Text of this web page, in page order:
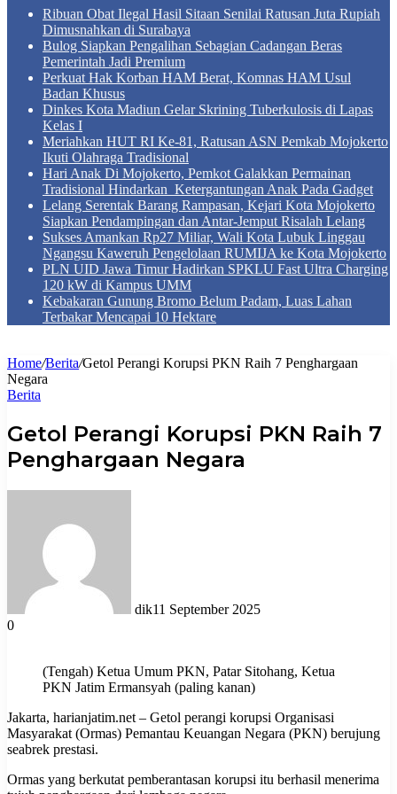
Ribuan Obat Ilegal Hasil Sitaan Senilai Ratusan Juta Rupiah
Dimusnahkan di Surabaya
Bulog Siapkan Pengalihan Sebagian Cadangan Beras
Pemerintah Jadi Premium
Perkuat Hak Korban HAM Berat, Komnas HAM Usul
Badan Khusus
Dinkes Kota Madiun Gelar Skrining Tuberkulosis di Lapas
Kelas I
Meriahkan HUT RI Ke-81, Ratusan ASN Pemkab Mojokerto
Ikuti Olahraga Tradisional
Hari Anak Di Mojokerto, Pemkot Galakkan Permainan
Tradisional Hindarkan Ketergantungan Anak Pada Gadget
Lelang Serentak Barang Rampasan, Kejari Kota Mojokerto
Siapkan Pendampingan dan Antar-Jemput Risalah Lelang
Sukses Amankan Rp27 Miliar, Wali Kota Lubuk Linggau
Ngangsu Kaweruh Pengelolaan RUMIJA ke Kota Mojokerto
PLN UID Jawa Timur Hadirkan SPKLU Fast Ultra Charging
120 kW di Kampus UMM
Kebakaran Gunung Bromo Belum Padam, Luas Lahan
Terbakar Mencapai 10 Hektare
Home/Berita/Getol Perangi Korupsi PKN Raih 7 Penghargaan
Negara
Berita
Getol Perangi Korupsi PKN Raih 7
Penghargaan Negara
dik11 September 2025
0
(Tengah) Ketua Umum PKN, Patar Sitohang, Ketua
PKN Jatim Ermansyah (paling kanan)
Jakarta, harianjatim.net – Getol perangi korupsi Organisasi
Masyarakat (Ormas) Pemantau Keuangan Negara (PKN) berujung
seabrek prestasi.
Ormas yang berkutat pemberantasan korupsi itu berhasil menerima